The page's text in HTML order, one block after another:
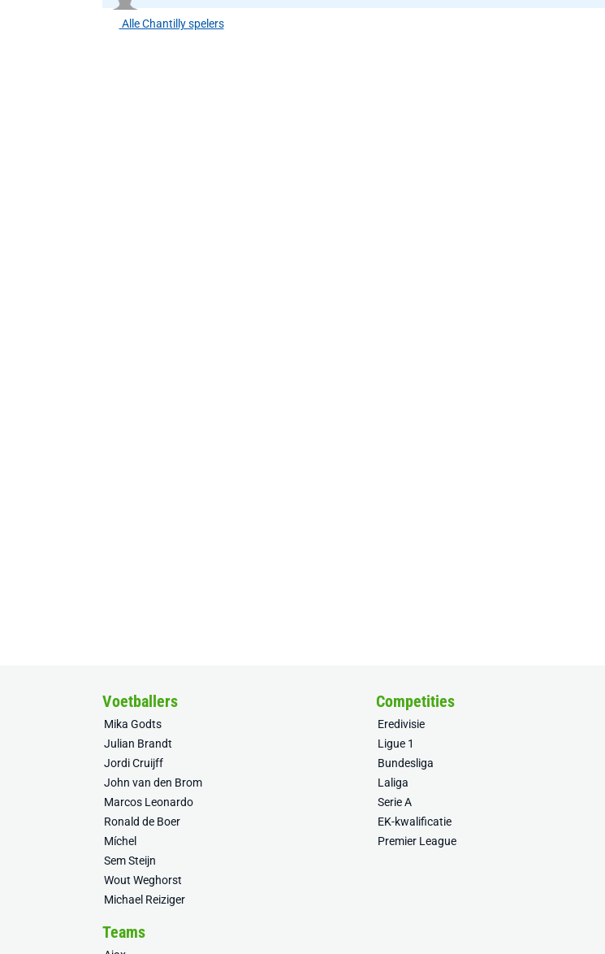
Alle Chantilly spelers
Voetballers
Mika Godts
Julian Brandt
Jordi Cruijff
John van den Brom
Marcos Leonardo
Ronald de Boer
Míchel
Sem Steijn
Wout Weghorst
Michael Reiziger
Competities
Eredivisie
Ligue 1
Bundesliga
Laliga
Serie A
EK-kwalificatie
Premier League
Teams